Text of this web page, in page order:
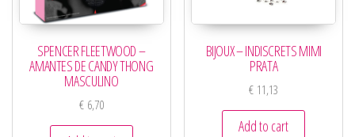
SPENCER FLEETWOOD –
AMANTES DE CANDY THONG
MASCULINO
€6,70
BIJOUX – INDISCRETS MIMI
PRATA
€ 11,13
Add to cart